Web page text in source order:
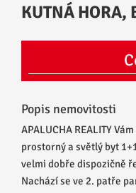
KUTNÁ HORA,
Popis nemovitosti
APALUCHA REALITY
prostorný a světlý byt
velmi dobře dispozičně
Nachází se ve 2. patře